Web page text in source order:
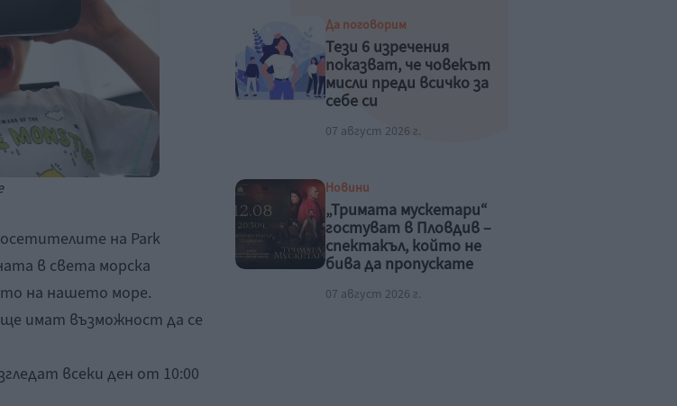
на Park
в света морска
на нашето море.
имат възможност да се
всеки ден от 10:00
Да поговорим
Тези 6 изречения
показват, че човекът
мисли преди всичко за
себе си
07 август 2026 г.
Новини
„Тримата мускетари“
гостуват в Пловдив –
спектакъл, който не
бива да пропускате
07 август 2026 г.